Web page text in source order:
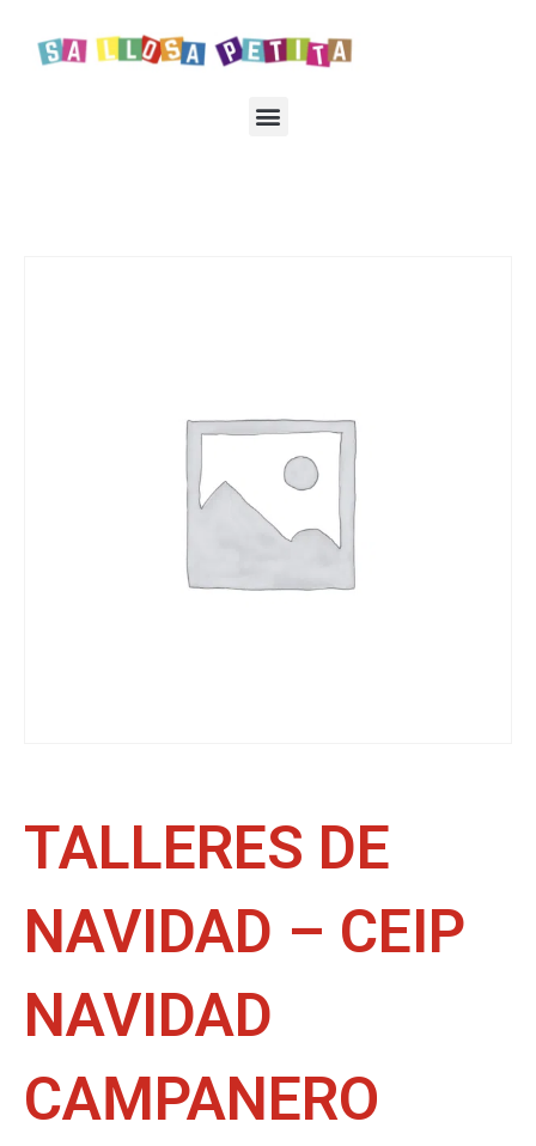
TALLERES DE
NAVIDAD – CEIP
NAVIDAD
CAMPANERO